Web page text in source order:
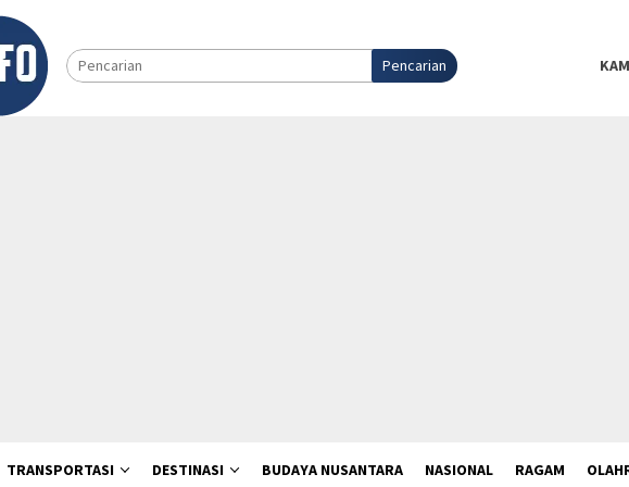
Pencarian
TRANSPORTASI DESTINASI BUDAYA NUSANTARA NASIONAL RAGAM